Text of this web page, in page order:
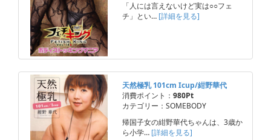
「人には言えないけど実は○○フェ
チ」とい… [詳細を見る]
天然極乳 101cm Icup/紺野華代
消費ポイント： 980Pt
カテゴリー：SOMEBODY
帰国子女の紺野華代ちゃんは、3歳か
ら小学… [詳細を見る]